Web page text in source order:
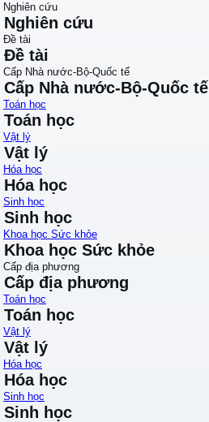
Nghiên cứu
Nghiên cứu
Đề tài
Đề tài
Cấp Nhà nước-Bộ-Quốc tế
Cấp Nhà nước-Bộ-Quốc tế
Toán học
Toán học
Vật lý
Vật lý
Hóa học
Hóa học
Sinh học
Sinh học
Khoa học Sức khỏe
Khoa học Sức khỏe
Cấp địa phương
Cấp địa phương
Toán học
Toán học
Vật lý
Vật lý
Hóa học
Hóa học
Sinh học
Sinh học